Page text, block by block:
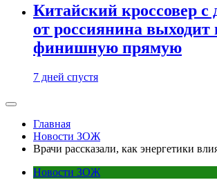
Китайский кроссовер с
от россиянина выходит
финишную прямую
7 дней спустя
Главная
Новости ЗОЖ
Врачи рассказали, как энергетики
Новости ЗОЖ